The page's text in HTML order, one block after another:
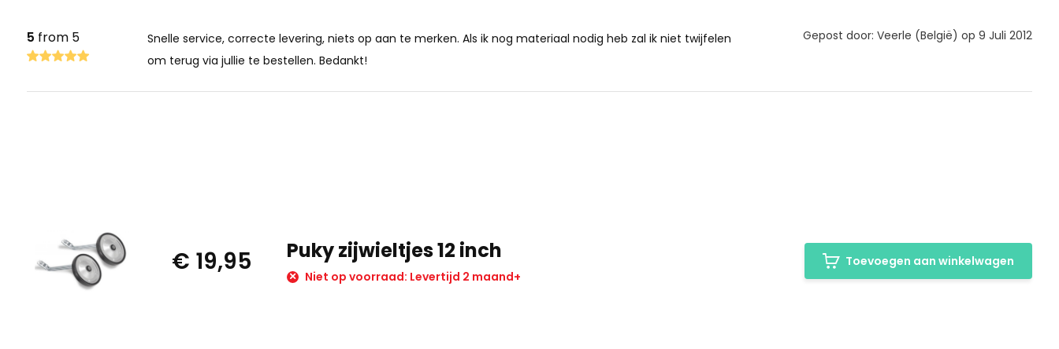
5 from 5
Snelle service, correcte levering, niets op aan te merken. Als ik nog materiaal nodig heb zal ik niet twijfelen
om terug via jullie te bestellen. Bedankt!
Gepost door: Veerle (België) op 9 Juli 2012
€ 19,95 Puky zijwieltjes 12 inch
Niet op voorraad: Levertijd 2 maand+
Toevoegen aan winkelwagen